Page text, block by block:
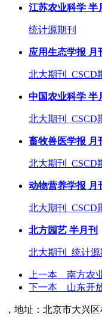
江苏农业科学 半
统计源期刊
应用生态学报 月
北大期刊 CSCD
中国农业科学 半
北大期刊 CSCD
畜牧兽医学报 月
北大期刊 CSCD
动物营养学报 月
北大期刊 CSCD
北方园艺 半月刊
北大期刊 统计源
上一本 南方农
下一本 山东开
，地址：北京市大兴